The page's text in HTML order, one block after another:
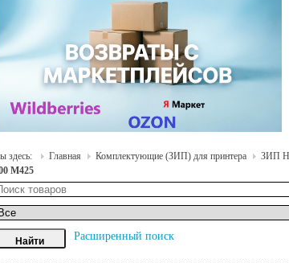
здесь: Главная Комплектующие (ЗИП) для принтера ЗИП
M425
Расширенный поиск